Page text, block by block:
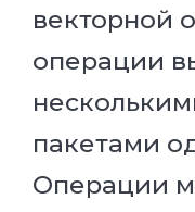
векторной
операции
пакетами
Операции